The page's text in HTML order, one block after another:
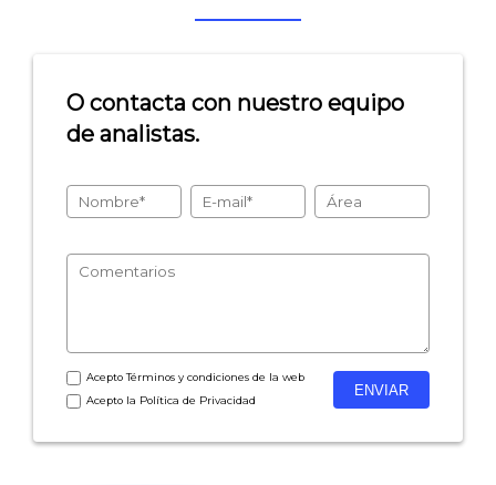
O contacta con nuestro equipo
de analistas.
AceptoTérminos y condicionesde la web
Acepto la Política de Privacidad